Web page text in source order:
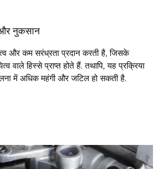
नुकसान
और कम सरंध्रता प्रदान करती है, जिसके
वाले हिस्से प्राप्त होते हैं. तथापि, यह प्रक्रिया
में अधिक महंगी और जटिल हो सकती है.